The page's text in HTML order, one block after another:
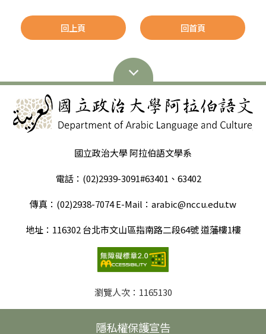
回上頁 回首頁
國立政治大學 阿拉伯語文學系
電話：(02)2939-3091#63401、63402
傳真：(02)2938-7074 E-Mail：arabic@nccu.edu.tw
地址：116302 台北市文山區指南路二段64號 道藩樓1樓
瀏覽人次： 1165130
隱私權保護宣告